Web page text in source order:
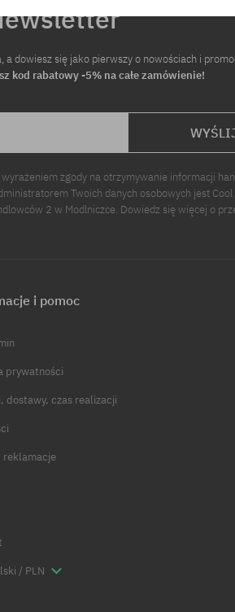
a dowiesz się jako pierwszy o nowościach i
kod rabatowy -5% na całe zamówienie!
zgody na otrzymywanie informacji
Twoich danych osobowych jest Cool
2 w Modlniczce. Dowiedz się więcej o
i pomoc
prywatności
dostawy, czas realizacji
reklamacje
/ PLN